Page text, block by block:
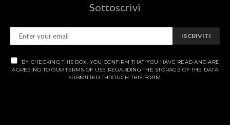
Sottoscrivi
ISCRIVITI
BY CHECKING THIS BOX, YOU CONFIRM THAT YOU HAVE READ AND ARE
AGREEING TO OUR TERMS OF USE REGARDING THE STORAGE OF THE DATA
SUBMITTED THROUGH THIS FORM.